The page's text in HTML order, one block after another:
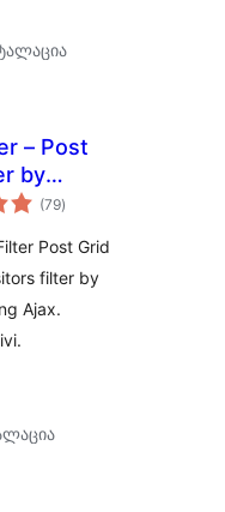
– Post
by
or Tag
(79საერთო
რეიტინგი
)
Post Grid
filter by
Ajax.